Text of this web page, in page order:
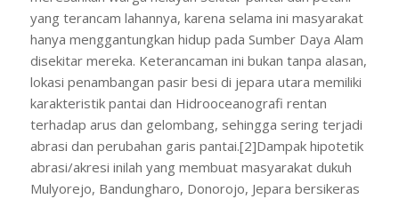
yang terancam lahannya, karena selama ini masyarakat
hanya menggantungkan hidup pada Sumber Daya Alam
disekitar mereka. Keterancaman ini bukan tanpa alasan,
lokasi penambangan pasir besi di jepara utara memiliki
karakteristik pantai dan Hidrooceanografi rentan
terhadap arus dan gelombang, sehingga sering terjadi
abrasi dan perubahan garis pantai.[2]Dampak hipotetik
abrasi/akresi inilah yang membuat masyarakat dukuh
Mulyorejo, Bandungharo, Donorojo, Jepara bersikeras